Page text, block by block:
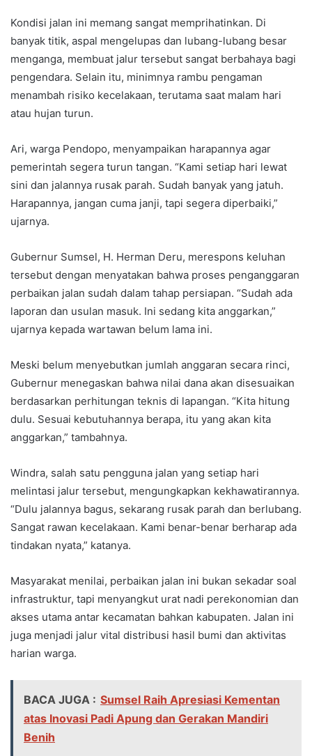
Kondisi jalan ini memang sangat memprihatinkan. Di
banyak titik, aspal mengelupas dan lubang-lubang besar
menganga, membuat jalur tersebut sangat berbahaya bagi
pengendara. Selain itu, minimnya rambu pengaman
menambah risiko kecelakaan, terutama saat malam hari
atau hujan turun.
Ari, warga Pendopo, menyampaikan harapannya agar
pemerintah segera turun tangan. “Kami setiap hari lewat
sini dan jalannya rusak parah. Sudah banyak yang jatuh.
Harapannya, jangan cuma janji, tapi segera diperbaiki,”
ujarnya.
Gubernur Sumsel, H. Herman Deru, merespons keluhan
tersebut dengan menyatakan bahwa proses penganggaran
perbaikan jalan sudah dalam tahap persiapan. “Sudah ada
laporan dan usulan masuk. Ini sedang kita anggarkan,”
ujarnya kepada wartawan belum lama ini.
Meski belum menyebutkan jumlah anggaran secara rinci,
Gubernur menegaskan bahwa nilai dana akan disesuaikan
berdasarkan perhitungan teknis di lapangan. “Kita hitung
dulu. Sesuai kebutuhannya berapa, itu yang akan kita
anggarkan,” tambahnya.
Windra, salah satu pengguna jalan yang setiap hari
melintasi jalur tersebut, mengungkapkan kekhawatirannya.
“Dulu jalannya bagus, sekarang rusak parah dan berlubang.
Sangat rawan kecelakaan. Kami benar-benar berharap ada
tindakan nyata,” katanya.
Masyarakat menilai, perbaikan jalan ini bukan sekadar soal
infrastruktur, tapi menyangkut urat nadi perekonomian dan
akses utama antar kecamatan bahkan kabupaten. Jalan ini
juga menjadi jalur vital distribusi hasil bumi dan aktivitas
harian warga.
BACA JUGA : Sumsel Raih Apresiasi Kementan
atas Inovasi Padi Apung dan Gerakan Mandiri
Benih